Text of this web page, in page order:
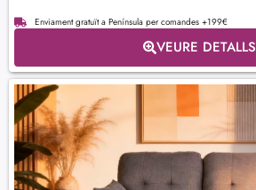
Enviament gratuït a Península per comandes +199€
VEURE DETALLS